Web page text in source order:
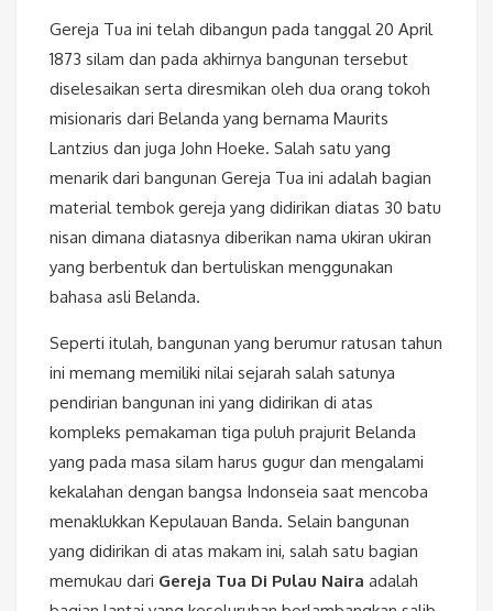
Gereja Tua ini telah dibangun pada tanggal 20 April
1873 silam dan pada akhirnya bangunan tersebut
diselesaikan serta diresmikan oleh dua orang tokoh
misionaris dari Belanda yang bernama Maurits
Lantzius dan juga John Hoeke. Salah satu yang
menarik dari bangunan Gereja Tua ini adalah bagian
material tembok gereja yang didirikan diatas 30 batu
nisan dimana diatasnya diberikan nama ukiran ukiran
yang berbentuk dan bertuliskan menggunakan
bahasa asli Belanda.
Seperti itulah, bangunan yang berumur ratusan tahun
ini memang memiliki nilai sejarah salah satunya
pendirian bangunan ini yang didirikan di atas
kompleks pemakaman tiga puluh prajurit Belanda
yang pada masa silam harus gugur dan mengalami
kekalahan dengan bangsa Indonseia saat mencoba
menaklukkan Kepulauan Banda. Selain bangunan
yang didirikan di atas makam ini, salah satu bagian
memukau dari Gereja Tua Di Pulau Naira adalah